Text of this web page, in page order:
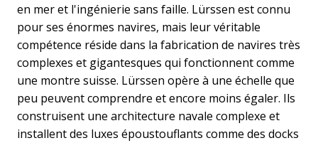
en mer et l'ingénierie sans faille. Lürssen est connu
pour ses énormes navires, mais leur véritable
compétence réside dans la fabrication de navires très
complexes et gigantesques qui fonctionnent comme
une montre suisse. Lürssen opère à une échelle que
peu peuvent comprendre et encore moins égaler. Ils
construisent une architecture navale complexe et
installent des luxes époustouflants comme des docks